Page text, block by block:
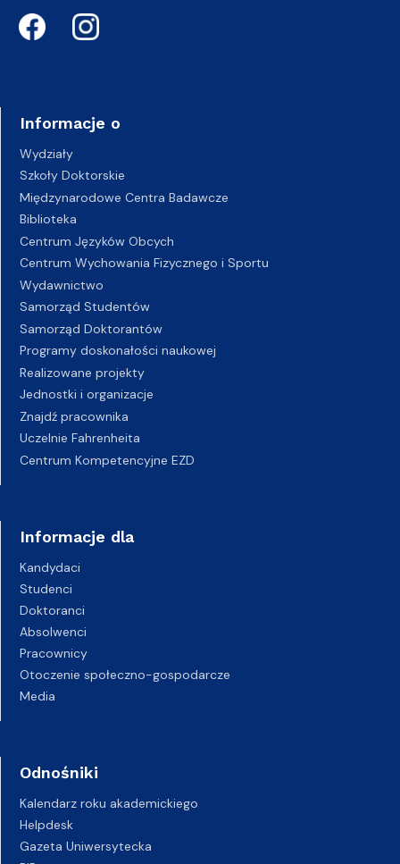
Informacje o
Wydziały
Szkoły Doktorskie
Międzynarodowe Centra Badawcze
Biblioteka
Centrum Języków Obcych
Centrum Wychowania Fizycznego i Sportu
Wydawnictwo
Samorząd Studentów
Samorząd Doktorantów
Programy doskonałości naukowej
Realizowane projekty
Jednostki i organizacje
Znajdź pracownika
Uczelnie Fahrenheita
Centrum Kompetencyjne EZD
Informacje dla
Kandydaci
Studenci
Doktoranci
Absolwenci
Pracownicy
Otoczenie społeczno-gospodarcze
Media
Odnośniki
Kalendarz roku akademickiego
Helpdesk
Gazeta Uniwersytecka